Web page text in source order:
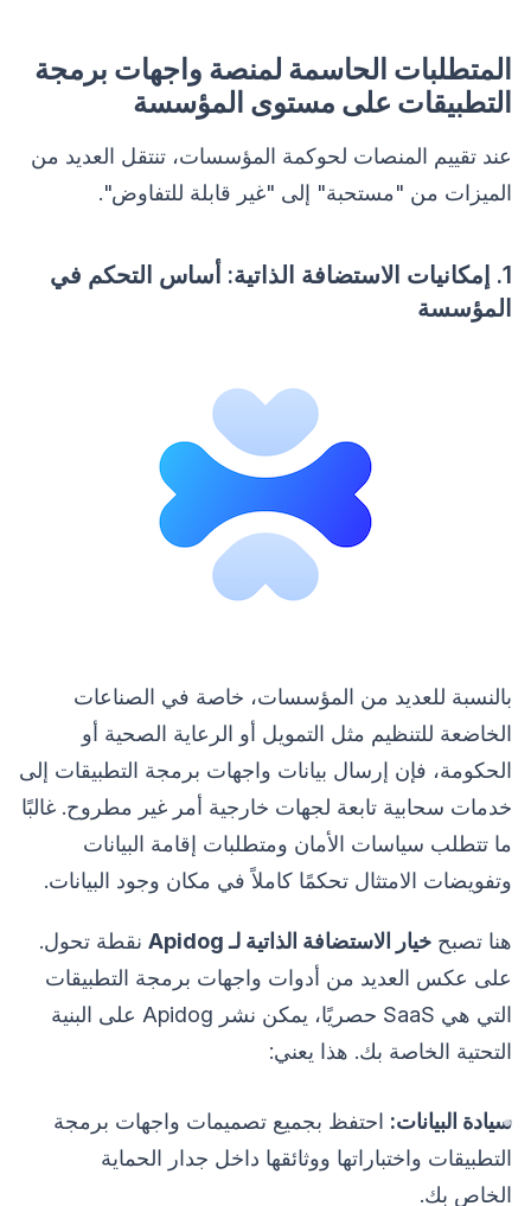
المتطلبات الحاسمة لمنصة واجهات برمجة
التطبيقات على مستوى المؤسسة
عند تقييم المنصات لحوكمة المؤسسات، تنتقل العديد من
الميزات من "مستحبة" إلى "غير قابلة للتفاوض".
1. إمكانيات الاستضافة الذاتية: أساس التحكم في
المؤسسة
بالنسبة للعديد من المؤسسات، خاصة في الصناعات
الخاضعة للتنظيم مثل التمويل أو الرعاية الصحية أو
الحكومة، فإن إرسال بيانات واجهات برمجة التطبيقات إلى
خدمات سحابية تابعة لجهات خارجية أمر غير مطروح. غالبًا
ما تتطلب سياسات الأمان ومتطلبات إقامة البيانات
وتفويضات الامتثال تحكمًا كاملاً في مكان وجود البيانات.
هنا تصبح خيار الاستضافة الذاتية لـ Apidog
نقطة تحول.
على عكس العديد من أدوات واجهات برمجة التطبيقات
التي هي SaaS حصريًا، يمكن نشر Apidog على البنية
التحتية الخاصة بك. هذا يعني:
سيادة البيانات: احتفظ بجميع تصميمات واجهات برمجة
التطبيقات واختباراتها ووثائقها داخل جدار الحماية
الخاص بك.